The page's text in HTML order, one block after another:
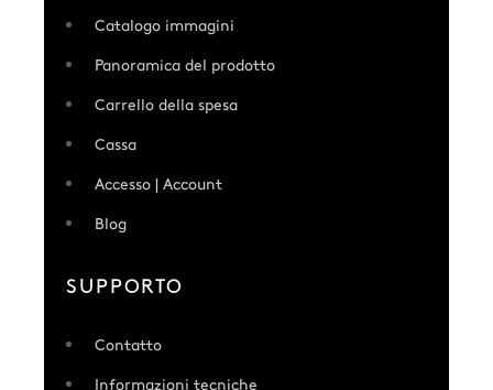
Catalogo immagini
Panoramica del prodotto
Carrello della spesa
Cassa
Accesso | Account
Blog
SUPPORTO
Contatto
Informazioni tecniche